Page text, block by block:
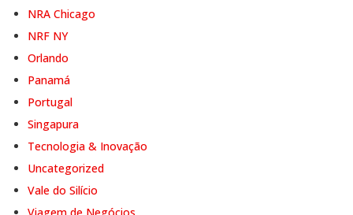
NRA Chicago
NRF NY
Orlando
Panamá
Portugal
Singapura
Tecnologia & Inovação
Uncategorized
Vale do Silício